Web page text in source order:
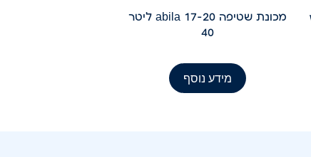
מכונת שטיפה abila 17-20 ליטר
40
מידע נוסף